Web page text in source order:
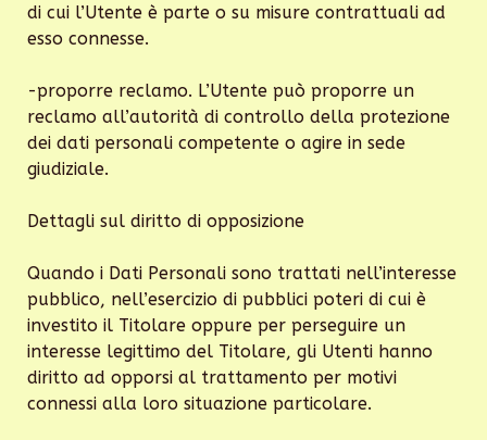
di cui l’Utente è parte o su misure contrattuali ad
esso connesse.
-proporre reclamo. L’Utente può proporre un
reclamo all’autorità di controllo della protezione
dei dati personali competente o agire in sede
giudiziale.
Dettagli sul diritto di opposizione
Quando i Dati Personali sono trattati nell’interesse
pubblico, nell’esercizio di pubblici poteri di cui è
investito il Titolare oppure per perseguire un
interesse legittimo del Titolare, gli Utenti hanno
diritto ad opporsi al trattamento per motivi
connessi alla loro situazione particolare.